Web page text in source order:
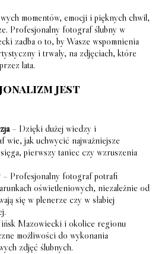
momentów, emocji i pięknych chwil,
Profesjonalny fotograf ślubny w
zadba o to, by Wasze wspomnienia
i trwały, na zdjęciach, które
lata.
jest
– Dzięki dużej wiedzy i
wie, jak uchwycić najważniejsze
pierwszy taniec czy wzruszenia
– Profesjonalny fotograf potrafi
oświetleniowych, niezależnie od
się w plenerze czy w słabiej
Mazowiecki i okolice regionu
możliwości do wykonania
zdjęć ślubnych.